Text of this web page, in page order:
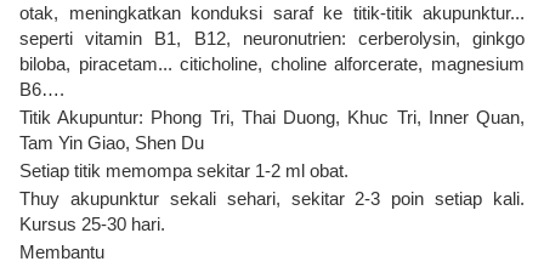
otak, meningkatkan konduksi saraf ke titik-titik akupunktur...
seperti vitamin B1, B12, neuronutrien: cerberolysin, ginkgo
biloba, piracetam... citicholine, choline alforcerate, magnesium
B6….
Titik Akupuntur: Phong Tri, Thai Duong, Khuc Tri, Inner Quan,
Tam Yin Giao, Shen Du
Setiap titik memompa sekitar 1-2 ml obat.
Thuy akupunktur sekali sehari, sekitar 2-3 poin setiap kali.
Kursus 25-30 hari.
Membantu